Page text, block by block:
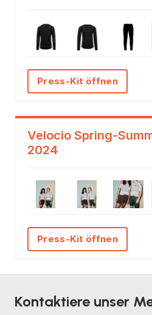
Press-Kit öffnen
Velocio Spring-
2024
Press-Kit öffnen
Kontaktiere unser